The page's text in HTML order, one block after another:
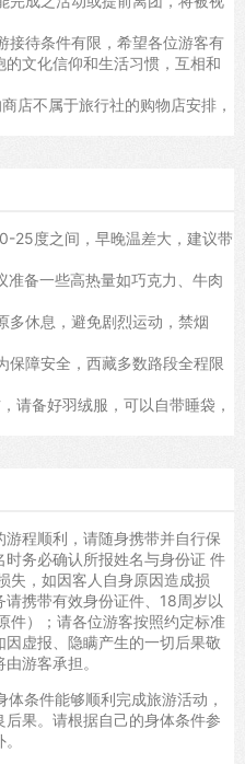
接待条件有限，希望各位游客有
文化信仰和生活习惯，互相和
店不属于旅行社的购物店安排，
25度之间，早晚温差大，建议带
准备一些高热量如巧克力、牛肉
多休息，避免剧烈运动，禁烟
保障安全，西藏多数路段全程限
请备好羽绒服，可以自带睡袋，
程顺利，请随身携带并自行保
务必确认所报姓名与身份证 件
失，如因客人自身原因造成损
携带有效身份证件、18周岁以
件）；请各位游客按照约定标准
因虚报、隐瞒产生的一切后果敬
游客承担。
条件能够顺利完成旅游活动，
果。请根据自己的身体条件参